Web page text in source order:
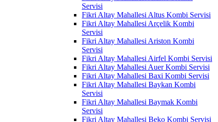
Servisi
Fikri Altay Mahallesi Altus Kombi Servisi
Fikri Altay Mahallesi Arçelik Kombi
Servisi
Fikri Altay Mahallesi Ariston Kombi
Servisi
Fikri Altay Mahallesi Airfel Kombi Servisi
Fikri Altay Mahallesi Auer Kombi Servisi
Fikri Altay Mahallesi Baxi Kombi Servisi
Fikri Altay Mahallesi Baykan Kombi
Servisi
Fikri Altay Mahallesi Baymak Kombi
Servisi
Fikri Altay Mahallesi Beko Kombi Servisi